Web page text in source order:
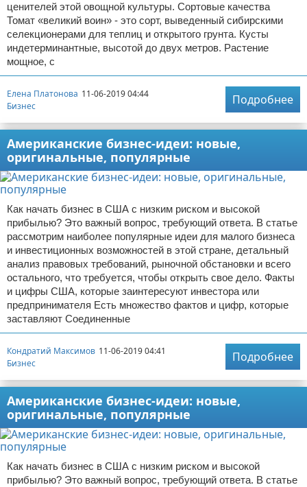
ценителей этой овощной культуры. Сортовые качества
Томат «великий воин» - это сорт, выведенный сибирскими
селекционерами для теплиц и открытого грунта. Кусты
индетерминантные, высотой до двух метров. Растение
мощное, с
Елена Платонова 11-06-2019 04:44
Бизнес
Подробнее
Американские бизнес-идеи: новые,
оригинальные, популярные
Как начать бизнес в США с низким риском и высокой
прибылью? Это важный вопрос, требующий ответа. В статье
рассмотрим наиболее популярные идеи для малого бизнеса
и инвестиционных возможностей в этой стране, детальный
анализ правовых требований, рыночной обстановки и всего
остального, что требуется, чтобы открыть свое дело. Факты
и цифры США, которые заинтересуют инвестора или
предпринимателя Есть множество фактов и цифр, которые
заставляют Соединенные
Кондратий Максимов 11-06-2019 04:41
Бизнес
Подробнее
Американские бизнес-идеи: новые,
оригинальные, популярные
Как начать бизнес в США с низким риском и высокой
прибылью? Это важный вопрос, требующий ответа. В статье